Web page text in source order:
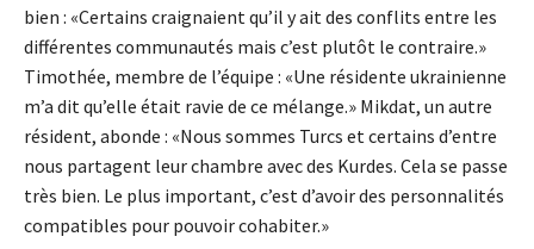
bien : «Certains craignaient qu’il y ait des conflits entre les
différentes communautés mais c’est plutôt le contraire.»
Timothée, membre de l’équipe : «Une résidente ukrainienne
m’a dit qu’elle était ravie de ce mélange.» Mikdat, un autre
résident, abonde : «Nous sommes Turcs et certains d’entre
nous partagent leur chambre avec des Kurdes. Cela se passe
très bien. Le plus important, c’est d’avoir des personnalités
compatibles pour pouvoir cohabiter.»